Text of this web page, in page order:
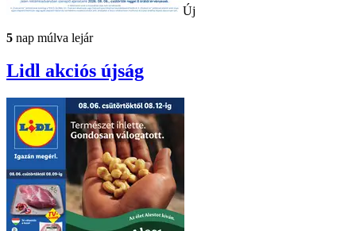
Új
5 nap múlva lejár
Lidl akciós újság